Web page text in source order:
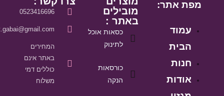
מפת אתר:
עמוד
הבית
חנות
אודות
מובילים
באתר :
כסאות אוכל
לתינוק
כורסאות
הנקה
0523416696
המחירים
באתר אינם
כוללים דמי
משלוח